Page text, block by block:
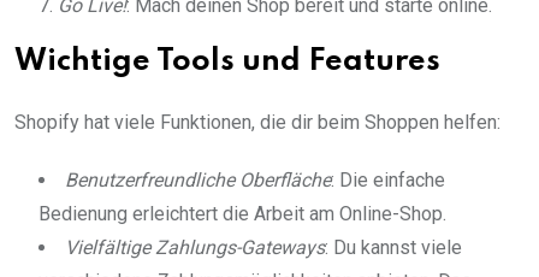
Go Live!: Mach deinen Shop bereit und starte online.
Wichtige Tools und Features
Shopify hat viele Funktionen, die dir beim Shoppen helfen:
Benutzerfreundliche Oberfläche: Die einfache
Bedienung erleichtert die Arbeit am Online-Shop.
Vielfältige Zahlungs-Gateways: Du kannst viele